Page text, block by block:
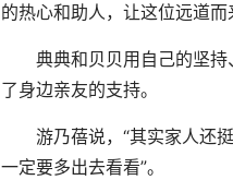
的热心和助人，让这位远道而
典典和贝贝用自己的坚持
了身边亲友的支持。
游乃蓓说，“其实家人还挺
一定要多出去看看”。